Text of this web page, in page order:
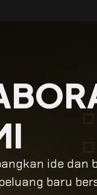
ide dan
baru